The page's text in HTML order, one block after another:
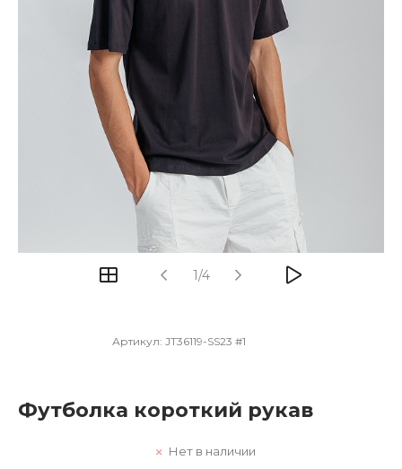
1/4
Артикул: JT36119-SS23 #1
Футболка короткий рукав
Нет в наличии